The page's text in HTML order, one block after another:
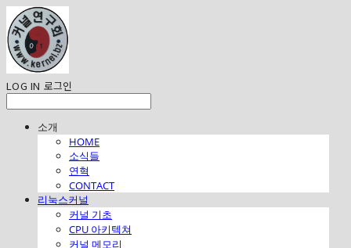
LOG IN 로그인
소개
HOME
소식들
연혁
CONTACT
리눅스커널
커널 기초
CPU 아키텍쳐
커널 메모리